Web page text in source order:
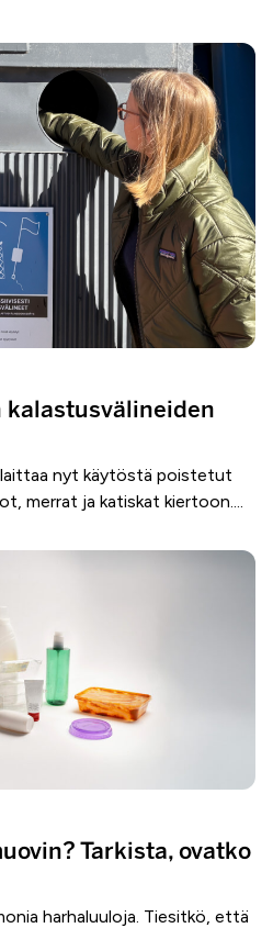
kalastusvälineiden
nyt käytöstä poistetut
merrat ja katiskat kiertoon....
Tarkista, ovatko
harhaluuloja. Tiesitkö, että